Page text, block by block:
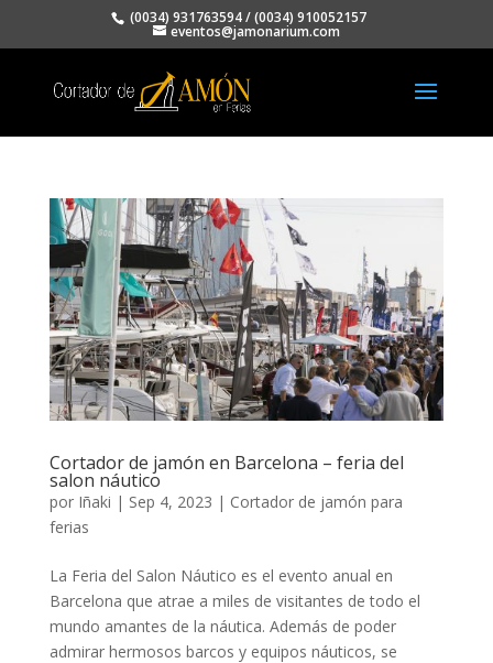
(0034) 931763594/(0034) 910052157
eventos@jamonarium.com
Cortador de jamón en Barcelona – feria del
salon náutico
por Iñaki | Sep 4, 2023 | Cortador de jamón para
ferias
La Feria del Salon Náutico es el evento anual en
Barcelona que atrae a miles de visitantes de todo el
mundo amantes de la náutica. Además de poder
admirar hermosos barcos y equipos náuticos, se